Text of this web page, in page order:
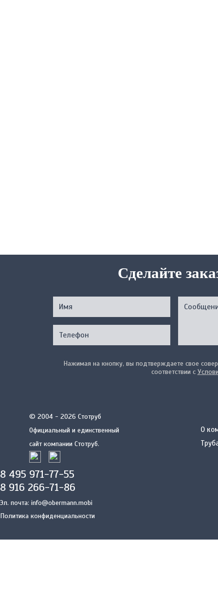
Сделайте
Нажимая на кнопку, вы подтверждаете свое
соответствии с
© 2004 - 2026 Стотруб
Официальный и единственный
сайт компании Стотруб.
О
8 495 971-77-55
8 916 266-71-86
Эл. почта: info@obermann.mobi
Политика конфиденциальности